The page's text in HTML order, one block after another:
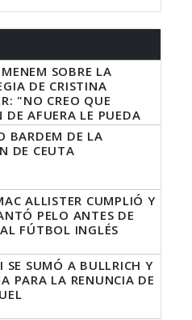
SOBRE LA
DE CRISTINA
"NO CREO QUE
DE AFUERA LE PUEDA
JUSTICIA LO QUE
HACER"
BARDEM DE LA
DE CEUTA
ALLISTER CUMPLIÓ Y
PELO ANTES DE
FÚTBOL INGLÉS
SE SUMÓ A BULLRICH Y
PARA LA RENUNCIA DE